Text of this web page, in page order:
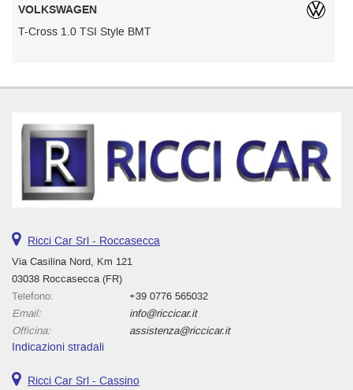
VOLKSWAGEN
T-Cross 1.0 TSI Style BMT
Ricci Car Srl - Roccasecca
Via Casilina Nord, Km 121
03038 Roccasecca (FR)
Telefono:
+39 0776 565032
Email:
info@riccicar.it
Officina:
assistenza@riccicar.it
Indicazioni stradali
Ricci Car Srl - Cassino